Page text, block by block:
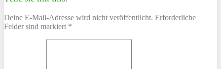
Deine E-Mail-Adresse wird nicht veröffentlicht. Erforderliche
Felder sind markiert *